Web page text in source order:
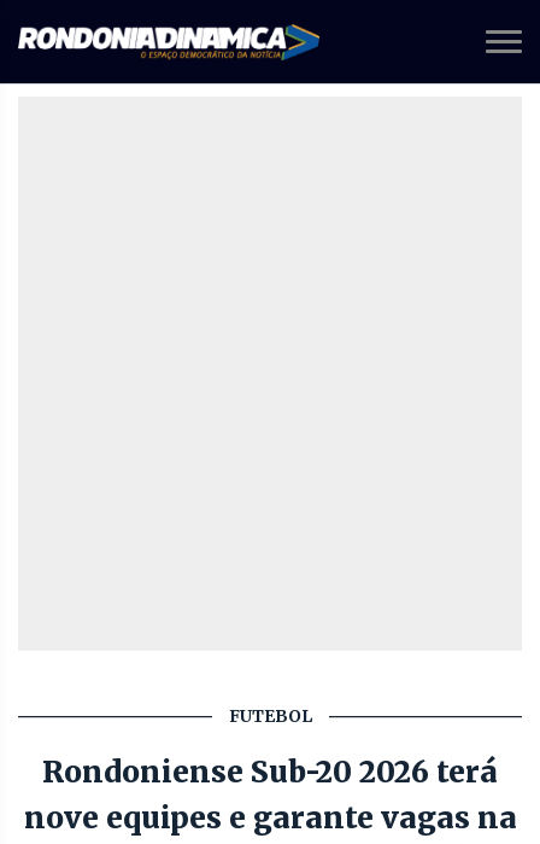
FUTEBOL
Rondoniense Sub-20 2026 terá
nove equipes e garante vagas na